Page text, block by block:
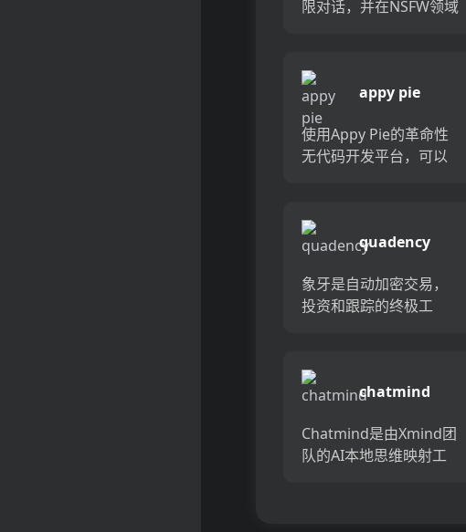
限对话，并在NSFW领域
动态地响应以创造出一
种超越传统界限的体验
时，将自己沉浸...
appy pie
使用Appy Pie的革命性
无代码开发平台，可以
平台由AI提供支持，简化
了应用程序开发过程，
quadency
象牙是自动加密交易，
投资和跟踪的终极工
权力。享受即时加密交
易和较低的费用，以及
化，因...
chatmind
Chatmind是由Xmind团
队的AI本地思维映射工